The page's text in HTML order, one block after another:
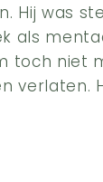
Hij was
als
toch niet
verlaten.